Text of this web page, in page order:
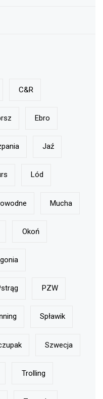
C&r
Ebro
Jaź
Lód
Mucha
Okoń
PZW
Spławik
Szwecja
Trolling